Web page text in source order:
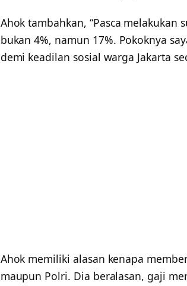
Ahok tambahkan, “Pasca melakukan
bukan 4%, namun 17%. Pokoknya
demi keadilan sosial warga Jakarta
Ahok memiliki alasan kenapa
maupun Polri. Dia beralasan, gaji